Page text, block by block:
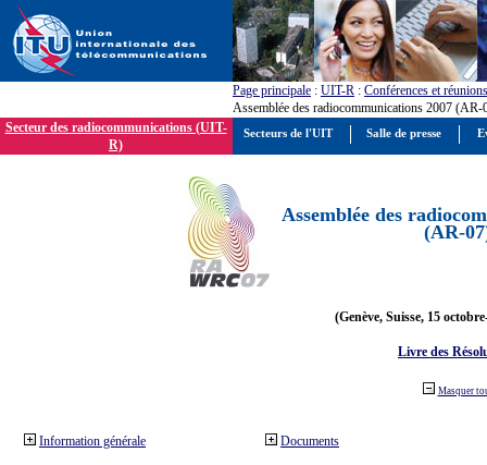
Page principale : UIT-R : Conférences et réunions
Assemblée des radiocommunications 2007 (AR-
Secteur des radiocommunications (UIT-
R)
Assemblée des
(AR-
(Genève, Suisse, 15
Livre des
Masquer
Information générale Documents
Secteurs de l'UIT Salle de presse